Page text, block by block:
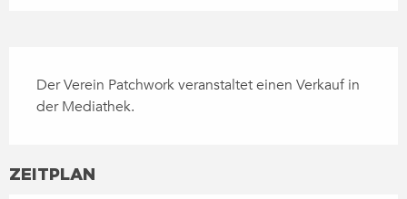
Der Verein Patchwork veranstaltet einen Verkauf in
der Mediathek.
ZEITPLAN